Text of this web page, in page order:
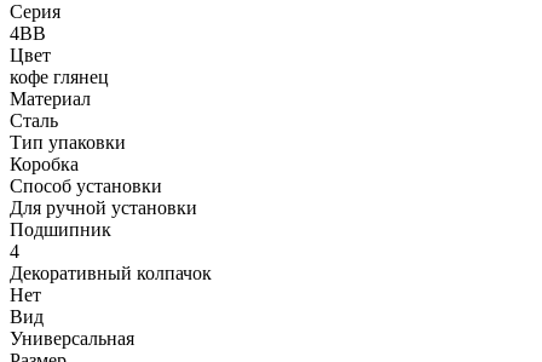
Серия
4BB
Цвет
кофе глянец
Материал
Сталь
Тип упаковки
Коробка
Способ установки
Для ручной установки
Подшипник
4
Декоративный колпачок
Нет
Вид
Универсальная